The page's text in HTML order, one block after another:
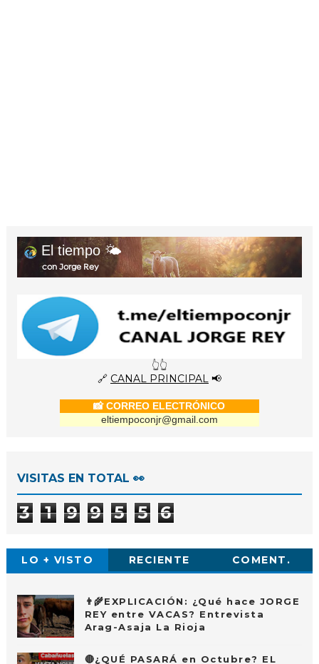
El tiempo 🌤️
con Jorge Rey
👆👆
🔗 CANAL PRINCIPAL📢
📸 CORREO ELECTRÓNICO
eltiempoconjr@gmail.com
VISITAS EN TOTAL 👀
3 1 9 9 5 5 6
LO + VISTO RECIENTE COMENT.
👨‍🌾EXPLICACIÓN: ¿Qué hace JORGE
REY entre VACAS? Entrevista
Arag-Asaja La Rioja
🔴¿QUÉ PASARÁ en Octubre? EL